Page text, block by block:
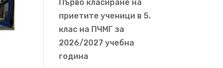
Първо класиране на
приетите ученици в 5.
клас на ПЧМГ за
2026/2027 учебна
година